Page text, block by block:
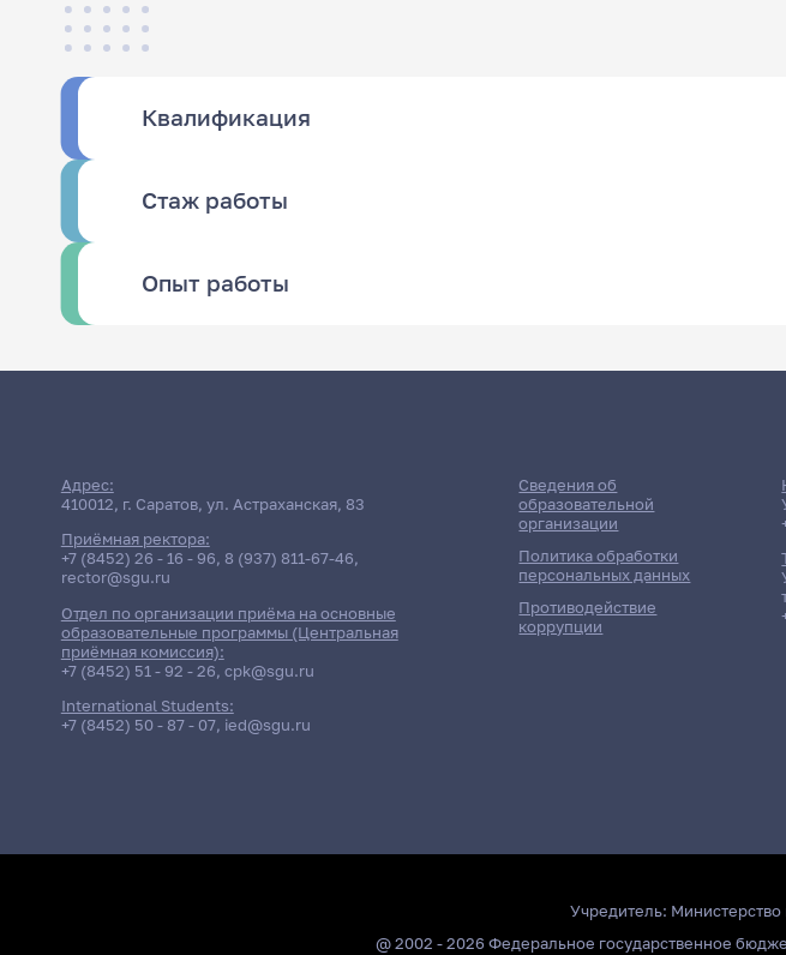
Квалификация
Стаж работы
Опыт работы
Адрес:
410012, г. Саратов, ул. Астраханская, 83
Приёмная ректора:
+7 (8452) 26 - 16 - 96, 8 (937) 811-67-46,
rector@sgu.ru
Отдел по организации приёма на основные
образовательные программы (Центральная
приёмная комиссия):
+7 (8452) 51 - 92 - 26, cpk@sgu.ru
International Students:
+7 (8452) 50 - 87 - 07, ied@sgu.ru
Сведения об
образовательной
организации
Политика обработки
персональных данных
Противодействие
коррупции
Учредитель:
@ 2002 - 2026 Федеральное государственное